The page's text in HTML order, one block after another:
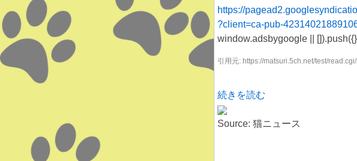
https://
?client=ca-pub-
window.adsbygoogle ||
引用元: https://matsuri.5ch.net/test/
続きを読む
Source: 猫ニュース